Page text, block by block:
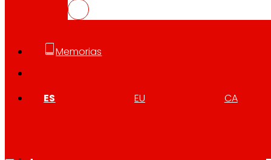
Memorias
ES EU CA